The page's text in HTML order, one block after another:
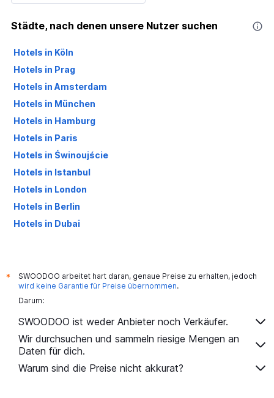
Städte, nach denen unsere Nutzer suchen
Hotels in Köln
Hotels in Prag
Hotels in Amsterdam
Hotels in München
Hotels in Hamburg
Hotels in Paris
Hotels in Świnoujście
Hotels in Istanbul
Hotels in London
Hotels in Berlin
Hotels in Dubai
*
SWOODOO arbeitet hart daran, genaue Preise zu erhalten, jedoch
wird keine Garantie für Preise übernommen.
Darum:
SWOODOO ist weder Anbieter noch Verkäufer.
Wir durchsuchen und sammeln riesige Mengen an
Daten für dich.
Warum sind die Preise nicht akkurat?